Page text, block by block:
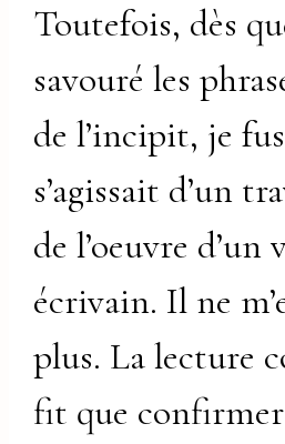
Toutefois, dès
savouré les
de l’incipit, je
s’agissait d’un
de l’oeuvre d’un
écrivain. Il ne
plus. La lecture
fit que